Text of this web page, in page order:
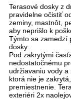
Terasové dosky z
pravidelne očistiť
zeminy, mastnôt,
aby neprišlo k
Týmto sa zamedzí
dosky.
Pod zakrytými
nedostatočnému
udržiavaniu vody a
ktorá nie je
premiestnenie.
exteriéri 2x